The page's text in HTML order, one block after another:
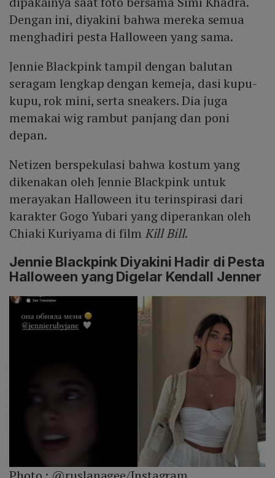
Dengan ini, diyakini bahwa mereka semua
menghadiri pesta Halloween yang sama.
Jennie Blackpink tampil dengan balutan
seragam lengkap dengan kemeja, dasi kupu-
kupu, rok mini, serta sneakers. Dia juga
memakai wig rambut panjang dan poni
depan.
Netizen berspekulasi bahwa kostum yang
dikenakan oleh Jennie Blackpink untuk
merayakan Halloween itu terinspirasi dari
karakter Gogo Yubari yang diperankan oleh
Chiaki Kuriyama di film Kill Bill.
Jennie Blackpink Diyakini Hadir di Pesta
Halloween yang Digelar Kendall Jenner